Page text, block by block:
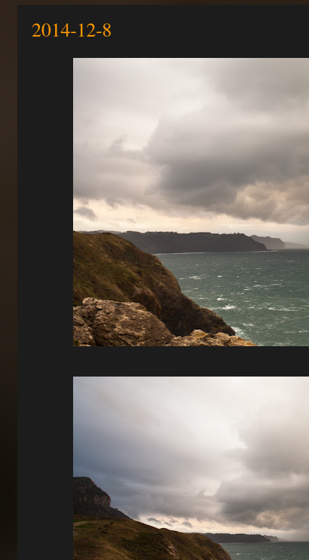
2014-12-8